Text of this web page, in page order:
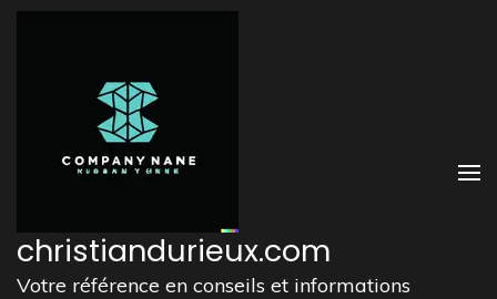
Aller
christiandurieux.com
Votre référence en conseils et informations